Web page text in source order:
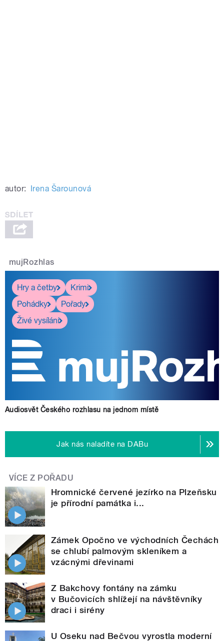
autor: Irena Šarounová
mujRozhlas
Hry a četby
Krimi
Pohádky
Pořady
Živé vysílání
Audiosvět Českého rozhlasu na jednom místě
Jak nás naladíte na DABu
VÍCE Z POŘADU
Hromnické červené jezírko na Plzeňsku
je přírodní památka i...
Zámek Opočno ve východních Čechách
se chlubí palmovým skleníkem a
vzácnými dřevinami
Z Bakchovy fontány na zámku
v Bučovicích shlížejí na návštěvníky
draci i sirény
U Oseku nad Bečvou vyrostla moderní